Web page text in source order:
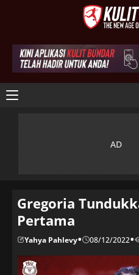
Gregoria
Pertama
Yahya Pahlevy• 08/12/2022•